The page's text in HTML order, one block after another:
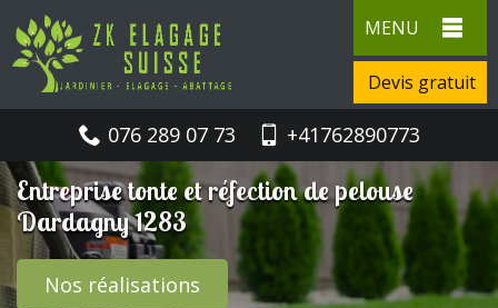
MENU
Devis gratuit
076 289 07 73 +41762890773
Entreprise tonte et réfection de pelouse
Dardagny 1283
Nos réalisations